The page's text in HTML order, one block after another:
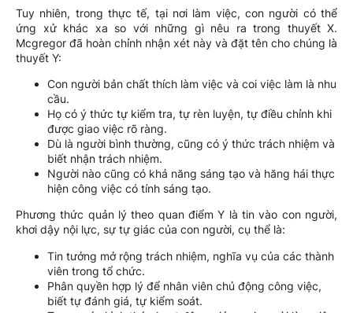
Tuy nhiên, trong thực tế, tại nơi làm việc, con người có thể
ứng xử khác xa so với những gì nêu ra trong thuyết X.
Mcgregor đã hoàn chỉnh nhận xét này và đặt tên cho chúng là
thuyết Y:
Con người bản chất thích làm việc và coi việc làm là nhu
cầu.
Họ có ý thức tự kiểm tra, tự rèn luyện, tự điều chỉnh khi
được giao việc rõ ràng.
Dù là người bình thường, cũng có ý thức trách nhiệm và
biết nhận trách nhiệm.
Người nào cũng có khả năng sáng tạo và hăng hái thực
hiện công việc có tính sáng tạo.
Phương thức quản lý theo quan điểm Y là tin vào con người,
khơi dậy nội lực, sự tự giác của con người, cụ thể là:
Tin tưởng mở rộng trách nhiệm, nghĩa vụ của các thành
viên trong tổ chức.
Phân quyền hợp lý để nhân viên chủ động công việc,
biết tự đánh giá, tự kiểm soát.